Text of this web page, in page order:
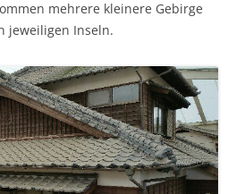
mehrere kleinere Gebirge
jeweiligen Inseln.